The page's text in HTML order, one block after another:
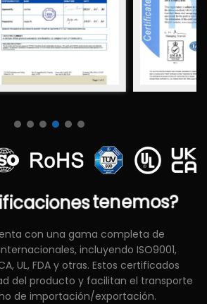
tenemos?
con una gama completa de
incluyendo ISO9001,
UL, FDA y otras. Estos certificados
del producto y facilitan el transporte
de importación/exportación.